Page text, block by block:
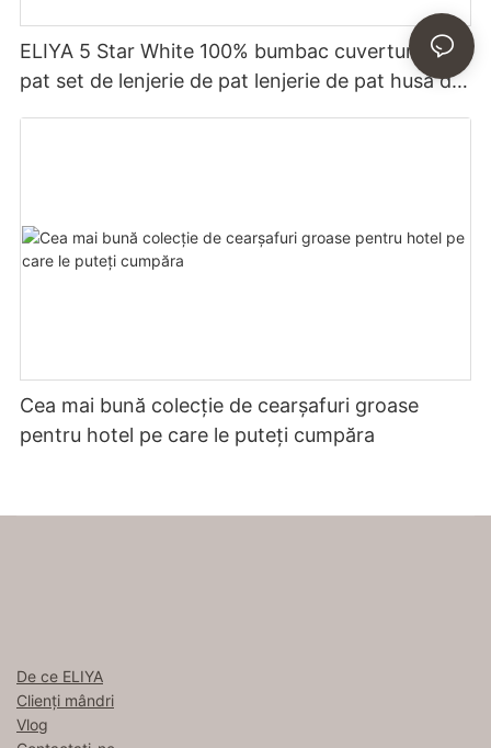
ELIYA 5 Star White 100% bumbac cuvertură de
pat set de lenjerie de pat lenjerie de pat husă de
Cea mai bună colecție de cearșafuri groase
pentru hotel pe care le puteți cumpăra
De ce ELIYA
Clienți mândri
Vlog